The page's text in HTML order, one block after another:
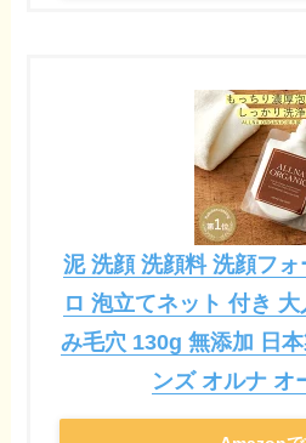
泥 洗顔 洗顔料 洗顔フ
ロ 泡立てネット 付き
み毛穴 130g 無添加 日
ンズ オルナ オ